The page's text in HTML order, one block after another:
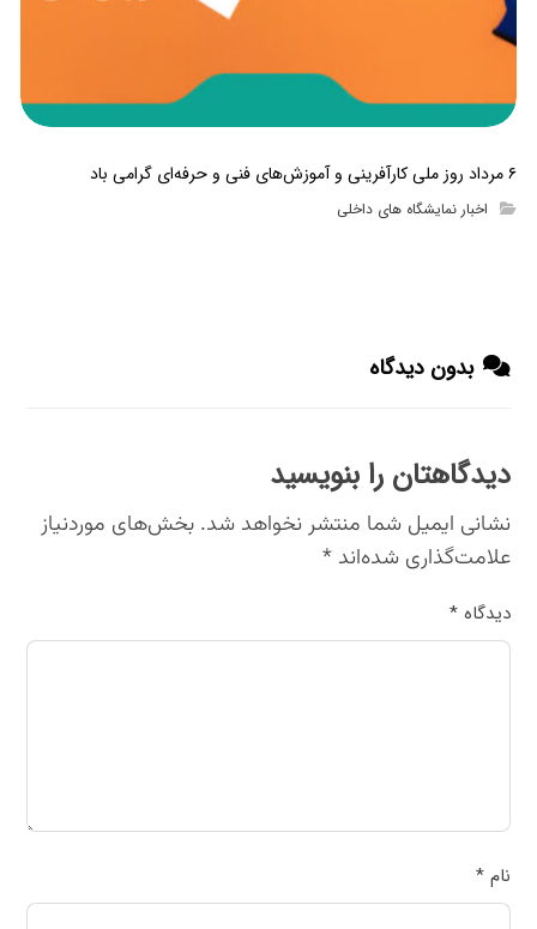
۶ مرداد روز ملی کارآفرینی و آموزش‌های فنی و حرفه‌ای گرامی باد
اخبار نمایشگاه های داخلی
بدون دیدگاه
دیدگاهتان را بنویسید
نشانی ایمیل شما منتشر نخواهد شد. بخش‌های موردنیاز
علامت‌گذاری شده‌اند*
دیدگاه*
نام*